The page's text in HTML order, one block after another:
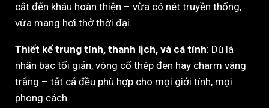
cắt đến khâu hoàn thiện – vừa có nét truyền thống,
vừa mang hơi thở thời đại.
Thiết kế trung tính, thanh lịch, và cá tính: Dù là
nhẫn bạc tối giản, vòng cổ thép đen hay charm vàng
trắng – tất cả đều phù hợp cho mọi giới tính, mọi
phong cách.